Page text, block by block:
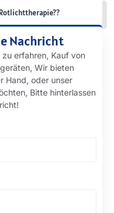
Nachricht
erfahren, Kauf von
Wir bieten
Hand, oder unser
Bitte hinterlassen